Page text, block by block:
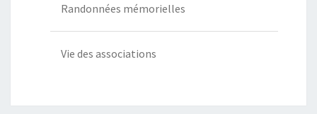
Randonnées mémorielles
Vie des associations